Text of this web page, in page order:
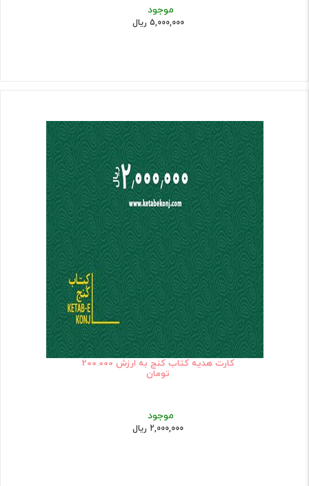
موجود
5,000,000 ریال
کارت هدیه کتاب کنج به ارزش 200.000
تومان
موجود
2,000,000 ریال